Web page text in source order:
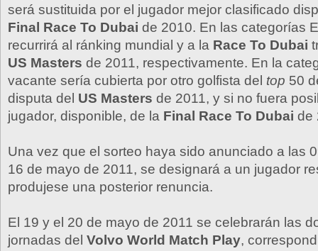
será sustituida por el jugador mejor clasificado
Final Race To Dubai de 2010. En las categorías
recurrirá al ránking mundial y a la Race To Dubai
US Masters de 2011, respectivamente. En la
vacante sería cubierta por otro golfista del top 50
disputa del US Masters de 2011, y si no fuera
jugador, disponible, de la Final Race To Dubai de
Una vez que el sorteo haya sido anunciado a las
16 de mayo de 2011, se designará a un jugador
produjese una posterior renuncia.
El 19 y el 20 de mayo de 2011 se celebrarán las
jornadas del Volvo World Match Play,